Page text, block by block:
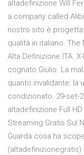
altadefinizione Will
a company called
nostro sito è
qualità in italiano.
Alta Definizione ITA.
cognato Giulio. La
quanto invalidante: la
condizionato. 29-set-
altadefinizione Full
Streaming Gratis Sul
Guarda cosa ha
(altadefinizionegratis)